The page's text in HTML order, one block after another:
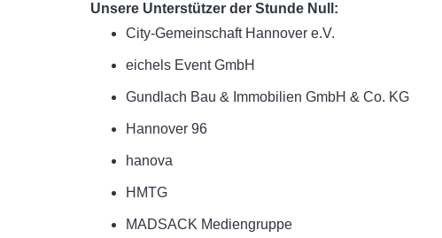
Unsere Unterstützer der Stunde Null:
City-Gemeinschaft Hannover e.V.
eichels Event GmbH
Gundlach Bau & Immobilien GmbH & Co. KG
Hannover 96
hanova
HMTG
MADSACK Mediengruppe